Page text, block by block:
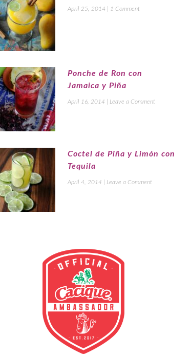
April 25, 2014 1 Comment
Ponche de Ron con
Jamaica y Piña
April 16, 2014 Leave a Comment
Coctel de Piña y Limón con
Tequila
April 4, 2014 Leave a Comment